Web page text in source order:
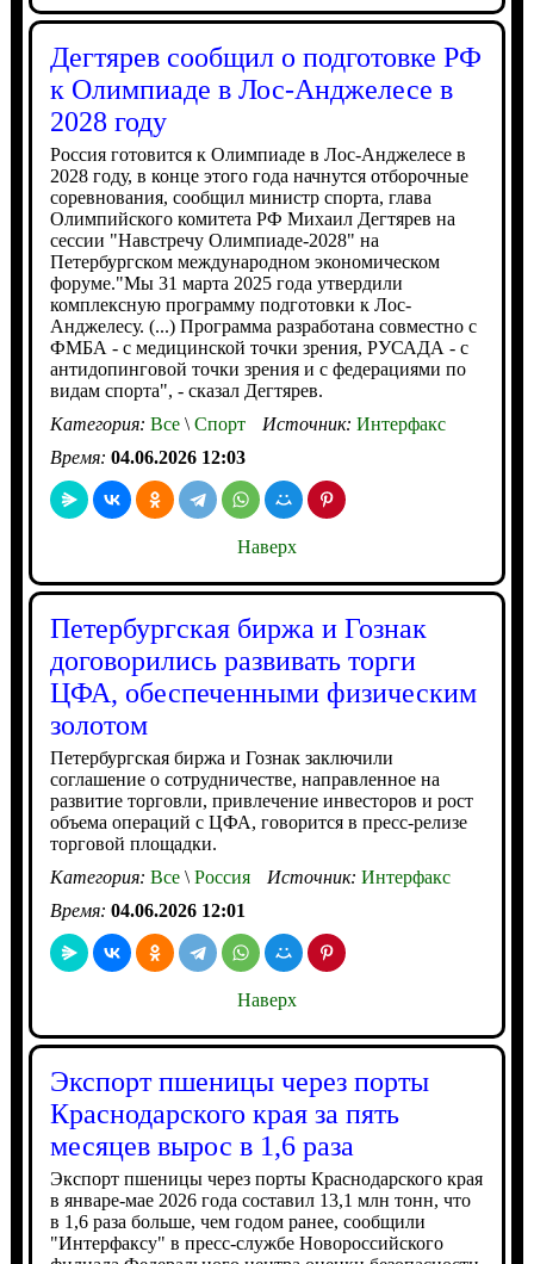
Дегтярев сообщил о подготовке РФ
к Олимпиаде в Лос-Анджелесе в
2028 году
Россия готовится к Олимпиаде в Лос-Анджелесе в
2028 году, в конце этого года начнутся отборочные
соревнования, сообщил министр спорта, глава
Олимпийского комитета РФ Михаил Дегтярев на
сессии "Навстречу Олимпиаде-2028" на
Петербургском международном экономическом
форуме."Мы 31 марта 2025 года утвердили
комплексную программу подготовки к Лос-
Анджелесу. (...) Программа разработана совместно с
ФМБА - с медицинской точки зрения, РУСАДА - с
антидопинговой точки зрения и с федерациями по
видам спорта", - сказал Дегтярев.
Категория: Все\Спорт Источник: Интерфакс
Время: 04.06.2026 12:03
Наверх
Петербургская биржа и Гознак
договорились развивать торги
ЦФА, обеспеченными физическим
золотом
Петербургская биржа и Гознак заключили
соглашение о сотрудничестве, направленное на
развитие торговли, привлечение инвесторов и рост
объема операций с ЦФА, говорится в пресс-релизе
торговой площадки.
Категория: Все\Россия Источник: Интерфакс
Время: 04.06.2026 12:01
Наверх
Экспорт пшеницы через порты
Краснодарского края за пять
месяцев вырос в 1,6 раза
Экспорт пшеницы через порты Краснодарского края
в январе-мае 2026 года составил 13,1 млн тонн, что
в 1,6 раза больше, чем годом ранее, сообщили
"Интерфаксу" в пресс-службе Новороссийского